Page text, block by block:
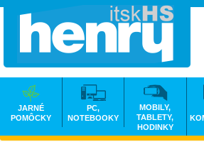
JARNÉ
POMÔCKY
PC,
NOTEBOOKY
MOBILY,
TABLETY,
HODINKY